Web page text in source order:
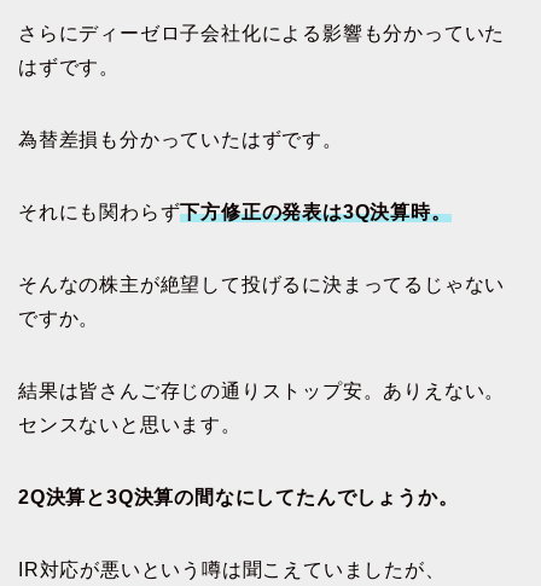
さらにディーゼロ子会社化による影響も分かっていた
はずです。
為替差損も分かっていたはずです。
それにも関わらず下方修正の発表は3Q決算時。
そんなの株主が絶望して投げるに決まってるじゃない
ですか。
結果は皆さんご存じの通りストップ安。ありえない。
センスないと思います。
2Q決算と3Q決算の間なにしてたんでしょうか。
IR対応が悪いという噂は聞こえていましたが、